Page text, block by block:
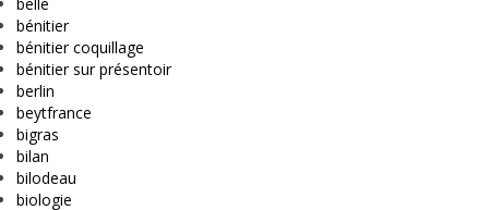
bénitier
bénitier coquillage
bénitier sur présentoir
berlin
beytfrance
bigras
bilan
bilodeau
biologie